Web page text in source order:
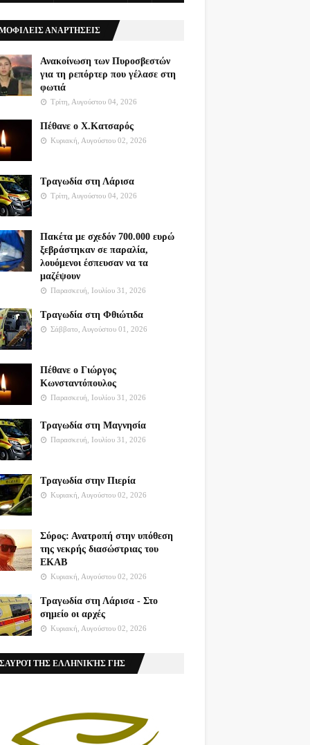
ΑΝΑΡΤΗΣΕΙΣ
Ανακοίνωση των Πυροσβεστών
για τη ρεπόρτερ που γέλασε στη
φωτιά
Τρίτη, Αυγούστου 04, 2026
Πέθανε ο Χ.Κατσαρός
Κυριακή, Αυγούστου 02, 2026
Τραγωδία στη Λάρισα
Τρίτη, Αυγούστου 04, 2026
Πακέτα με σχεδόν 700.000 ευρώ
ξεβράστηκαν σε παραλία,
λουόμενοι έσπευσαν να τα
μαζέψουν
Παρασκευή, Ιουλίου 31, 2026
Τραγωδία στη Φθιώτιδα
Σάββατο, Αυγούστου 01, 2026
Πέθανε ο Γιώργος
Κωνσταντόπουλος
Παρασκευή, Ιουλίου 31, 2026
Τραγωδία στη Μαγνησία
Παρασκευή, Ιουλίου 31, 2026
Τραγωδία στην Πιερία
Κυριακή, Αυγούστου 02, 2026
Σύρος: Ανατροπή στην υπόθεση
της νεκρής διασώστριας του
ΕΚΑΒ
Κυριακή, Αυγούστου 02, 2026
Τραγωδία στη Λάρισα - Στο
σημείο οι αρχές
Κυριακή, Αυγούστου 02, 2026
ΤΗΣ ΕΛΛΗΝΙΚΉΣ ΓΗΣ